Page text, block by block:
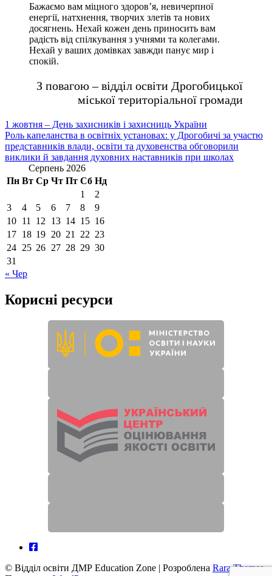
Бажаємо вам міцного здоров’я, невичерпної
енергії, натхнення, творчих злетів та нових
досягнень. Нехай кожен день приносить вам
радість від спілкування з учнями та колегами.
Нехай у ваших домівках завжди панує мир і
спокій.
З повагою – відділ освіти Дрогобицької
міської територіальної громади
Навігація
записів
1 жовтня – День захисників і захисниць України
Роль капеланства в освітніх установах: у Дрогобичі за участю
представників влади, освіти та духовенства обговорили
виклики й завдання духовних наставників при школах
Серпень 2026
Пн Вт Ср Чт Пт Сб Нд
1
2
3
4 5 6 7 8
9
10 11 12 13 14 15 16
17 18 19 20 21 22 23
24 25 26 27 28 29 30
31
« Чер
Корисні ресурси
© Відділ освіти ДМР Education Zone | Розроблена Rara Themes.